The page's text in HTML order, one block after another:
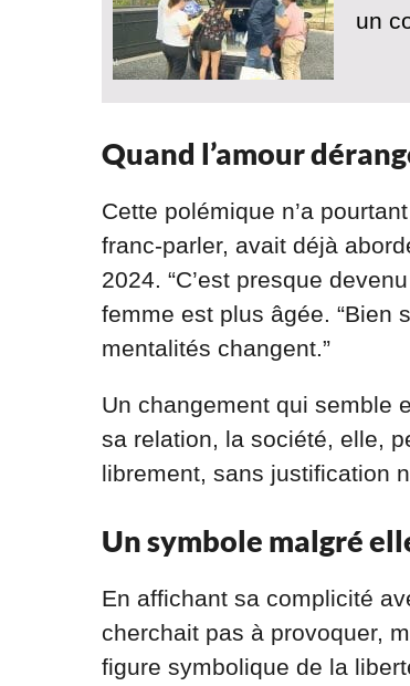
un
Quand l’amour
Cette polémique n’a
franc-parler, avait déjà
2024. “C’est presque
femme est plus âgée. “Bien
mentalités changent.”
Un changement qui semble
sa relation, la société, elle,
librement, sans justification
Un symbole malgré
En affichant sa complicité
cherchait pas à provoquer,
figure symbolique de la